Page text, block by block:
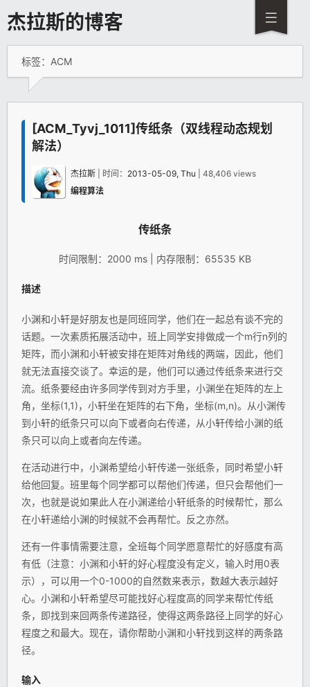
杰拉斯的博客
标签：ACM
[ACM_Tyvj_1011]传纸条（双线程动态规划
解法）
杰拉斯 | 时间： 2013-05-09, Thu | 48,406 views
编程算法
传纸条
时间限制：2000 ms | 内存限制：65535 KB
描述
小渊和小轩是好朋友也是同班同学，他们在一起总有谈不完的
话题。一次素质拓展活动中，班上同学安排做成一个m行n列的
矩阵，而小渊和小轩被安排在矩阵对角线的两端，因此，他们
就无法直接交谈了。幸运的是，他们可以通过传纸条来进行交
流。纸条要经由许多同学传到对方手里，小渊坐在矩阵的左上
角，坐标(1,1)，小轩坐在矩阵的右下角，坐标(m,n)。从小渊传
到小轩的纸条只可以向下或者向右传递，从小轩传给小渊的纸
条只可以向上或者向左传递。
在活动进行中，小渊希望给小轩传递一张纸条，同时希望小轩
给他回复。班里每个同学都可以帮他们传递，但只会帮他们一
次，也就是说如果此人在小渊递给小轩纸条的时候帮忙，那么
在小轩递给小渊的时候就不会再帮忙。反之亦然。
还有一件事情需要注意，全班每个同学愿意帮忙的好感度有高
有低（注意：小渊和小轩的好心程度没有定义，输入时用0表
示），可以用一个0-1000的自然数来表示，数越大表示越好
心。小渊和小轩希望尽可能找好心程度高的同学来帮忙传纸
条，即找到来回两条传递路径，使得这两条路径上同学的好心
程度之和最大。现在，请你帮助小渊和小轩找到这样的两条路
径。
输入